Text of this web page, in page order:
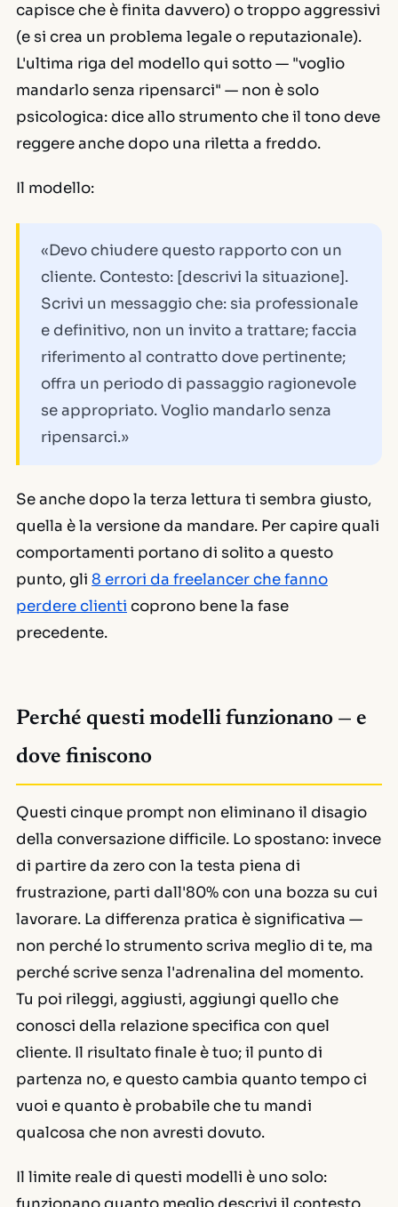
capisce che è finita davvero) o troppo aggressivi
(e si crea un problema legale o reputazionale).
L'ultima riga del modello qui sotto — "voglio
mandarlo senza ripensarci" — non è solo
psicologica: dice allo strumento che il tono deve
reggere anche dopo una riletta a freddo.
Il modello:
«Devo chiudere questo rapporto con un
cliente. Contesto: [descrivi la situazione].
Scrivi un messaggio che: sia professionale
e definitivo, non un invito a trattare; faccia
riferimento al contratto dove pertinente;
offra un periodo di passaggio ragionevole
se appropriato. Voglio mandarlo senza
ripensarci.»
Se anche dopo la terza lettura ti sembra giusto,
quella è la versione da mandare. Per capire quali
comportamenti portano di solito a questo
punto, gli 8 errori da freelancer che fanno
perdere clienti coprono bene la fase
precedente.
Perché questi modelli funzionano — e
dove finiscono
Questi cinque prompt non eliminano il disagio
della conversazione difficile. Lo spostano: invece
di partire da zero con la testa piena di
frustrazione, parti dall'80% con una bozza su cui
lavorare. La differenza pratica è significativa —
non perché lo strumento scriva meglio di te, ma
perché scrive senza l'adrenalina del momento.
Tu poi rileggi, aggiusti, aggiungi quello che
conosci della relazione specifica con quel
cliente. Il risultato finale è tuo; il punto di
partenza no, e questo cambia quanto tempo ci
vuoi e quanto è probabile che tu mandi
qualcosa che non avresti dovuto.
Il limite reale di questi modelli è uno solo: